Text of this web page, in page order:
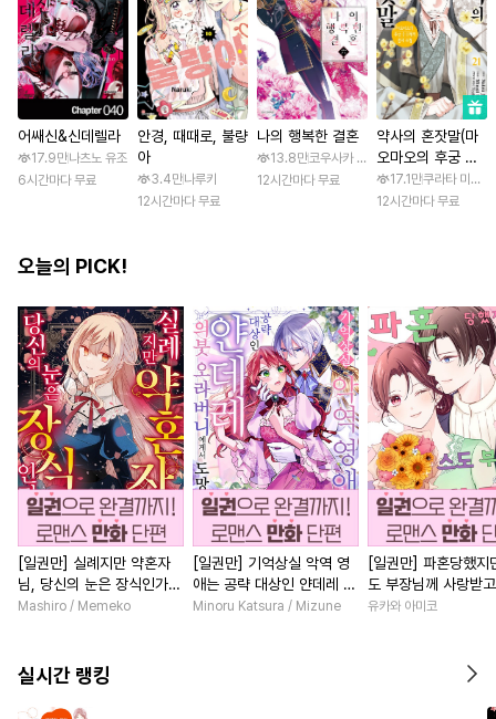
어쌔신&신데렐라
17.9만나츠노 유조
6시간마다 무료
안경, 때때로, 불량
아
3.4만나루키
12시간마다 무료
나의 행복한 결혼
13.8만코우사카 리토 / 아기토기 아쿠미
12시간마다 무료
약사의 혼잣말(마
오마오의 후궁 수
수께끼 풀이수첩)
17.1만쿠라타 미노
12시간마다 무료
오늘의 PICK!
[일권만] 실례지만 약혼자
님, 당신의 눈은 장식인가
요? [단행본]
Mashiro / Memeko
[일권만] 기억상실 악역 영
애는 공략 대상인 얀데레 의
붓 오라버니에게서 도망칠
Minoru Katsura / Mizune
[일권만] 파혼당했지
도 부장님께 사랑받
니다 [단행본]
유카와 아미코
실시간 랭킹